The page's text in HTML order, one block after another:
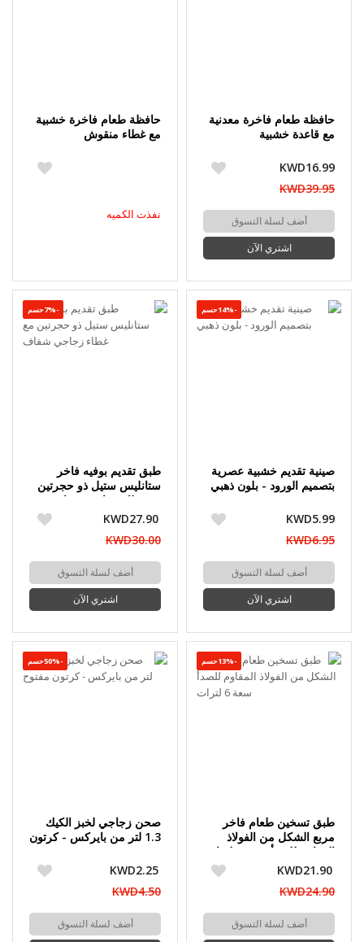
حافظة طعام فاخرة معدنية
مع قاعدة خشبية
KWD16.99
KWD39.95
أضف لسلة التسوق
اشتري الآن
حافظة طعام فاخرة خشبية
مع غطاء منقوش
نفذت الكميه
-14%حسم
صينية تقديم خشبية عصرية
بتصميم الورود - بلون ذهبي
KWD5.99
KWD6.95
أضف لسلة التسوق
اشتري الآن
-7%حسم
طبق تقديم بوفيه فاخر
ستانليس ستيل ذو حجرتين
مع غطاء زجاجي شفاف
KWD27.90
KWD30.00
أضف لسلة التسوق
اشتري الآن
-13%حسم
طبق تسخين طعام فاخر
مربع الشكل من الفولاذ
المقاوم للصدأ سعة 6 لترات
KWD21.90
KWD24.90
أضف لسلة التسوق
-50%حسم
صحن زجاجي لخبز الكيك
1.3 لتر من بايركس - كرتون
KWD2.25
KWD4.50
أضف لسلة التسوق